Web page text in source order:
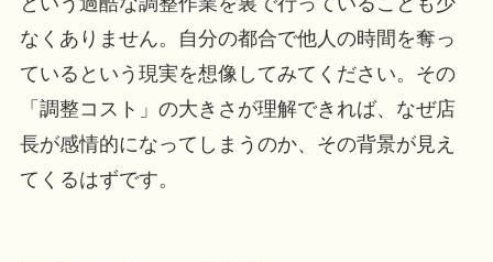
なくありません。自分の都合で他人の時間を奪っ
ているという現実を想像してみてください。その
「調整コスト」の大きさが理解できれば、なぜ店
長が感情的になってしまうのか、その背景が見え
てくるはずです。